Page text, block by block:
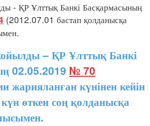
- ҚР Ұлттық Банкі Басқармасының
(2012.07.01 бастап қолданысқа
– ҚР Ұлттық Банкі
02.05.2019 № 70
жарияланған күнінен кейін
күн өткен соң қолданысқа